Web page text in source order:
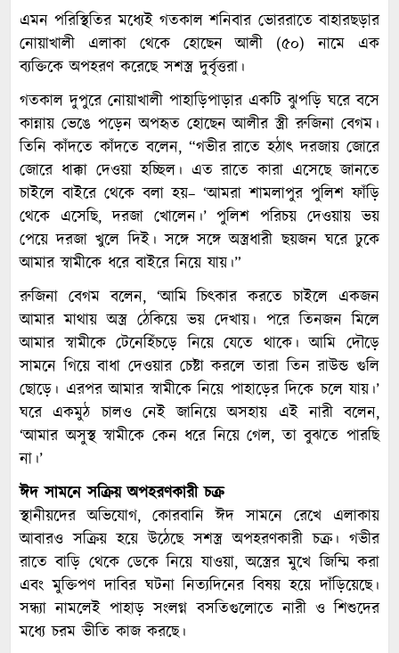
এমন পরিস্থিতির মধ্যেই গতকাল শনিবার ভোররাতে বাহারছড়ার
নোয়াখালী এলাকা থেকে হোছেন আলী (৫০) নামে এক
ব্যক্তিকে অপহরণ করেছে সশস্ত্র দুর্বৃত্তরা।
গতকাল দুপুরে নোয়াখালী পাহাড়িপাড়ার একটি ঝুপড়ি ঘরে বসে
কান্নায় ভেঙে পড়েন অপহৃত হোছেন আলীর স্ত্রী রুজিনা বেগম।
তিনি কাঁদতে কাঁদতে বলেন, “গভীর রাতে হঠাৎ দরজায় জোরে
জোরে ধাক্কা দেওয়া হচ্ছিল। এত রাতে কারা এসেছে জানতে
চাইলে বাইরে থেকে বলা হয়– ‘আমরা শামলাপুর পুলিশ ফাঁড়ি
থেকে এসেছি, দরজা খোলেন।’ পুলিশ পরিচয় দেওয়ায় ভয়
পেয়ে দরজা খুলে দিই। সঙ্গে সঙ্গে অস্ত্রধারী ছয়জন ঘরে ঢুকে
আমার স্বামীকে ধরে বাইরে নিয়ে যায়।”
রুজিনা বেগম বলেন, ‘আমি চিৎকার করতে চাইলে একজন
আমার মাথায় অস্ত্র ঠেকিয়ে ভয় দেখায়। পরে তিনজন মিলে
আমার স্বামীকে টেনেহিঁচড়ে নিয়ে যেতে থাকে। আমি দৌড়ে
সামনে গিয়ে বাধা দেওয়ার চেষ্টা করলে তারা তিন রাউন্ড গুলি
ছোড়ে। এরপর আমার স্বামীকে নিয়ে পাহাড়ের দিকে চলে যায়।’
ঘরে একমুঠ চালও নেই জানিয়ে অসহায় এই নারী বলেন,
‘আমার অসুস্থ স্বামীকে কেন ধরে নিয়ে গেল, তা বুঝতে পারছি
না।’
ঈদ সামনে সক্রিয় অপহরণকারী চক্র
স্থানীয়দের অভিযোগ, কোরবানি ঈদ সামনে রেখে এলাকায়
আবারও সক্রিয় হয়ে উঠেছে সশস্ত্র অপহরণকারী চক্র। গভীর
রাতে বাড়ি থেকে ডেকে নিয়ে যাওয়া, অস্ত্রের মুখে জিম্মি করা
এবং মুক্তিপণ দাবির ঘটনা নিত্যদিনের বিষয় হয়ে দাঁড়িয়েছে।
সন্ধ্যা নামলেই পাহাড় সংলগ্ন বসতিগুলোতে নারী ও শিশুদের
মধ্যে চরম ভীতি কাজ করছে।